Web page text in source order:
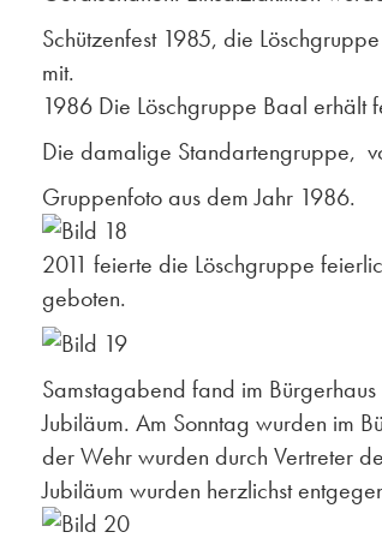
Schützenfest 1985, die
mit.
1986 Die Löschgruppe Baal erhält
Die damalige Standartengruppe,
Gruppenfoto aus dem Jahr 1986.
2011 feierte die Löschgruppe
geboten.
Samstagabend fand im
Jubiläum. Am Sonntag wurden im
der Wehr wurden durch Vertreter
Jubiläum wurden herzlichst